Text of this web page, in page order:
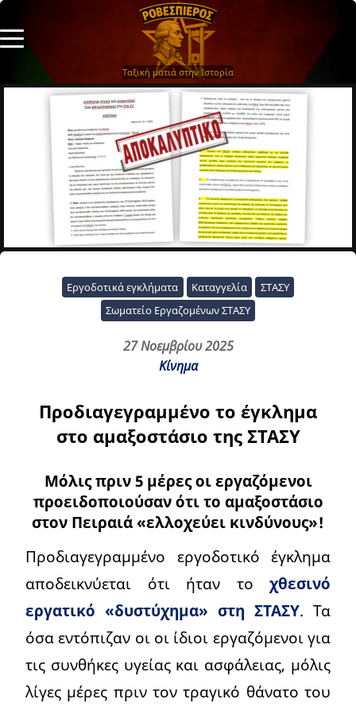
Ταξική ματιά στην Ιστορία
Εργοδοτικά εγκλήματα Καταγγελία
ΣΤΑΣΥ
Σωματείο Εργαζομένων ΣΤΑΣΥ
27 Νοεμβρίου 2025
Κίνημα
Προδιαγεγραμμένο το έγκλημα
στο αμαξοστάσιο της ΣΤΑΣΥ
Μόλις πριν 5 μέρες οι εργαζόμενοι
προειδοποιούσαν ότι το αμαξοστάσιο
στον Πειραιά «ελλοχεύει κινδύνους»!
Προδιαγεγραμμένο εργοδοτικό έγκλημα
αποδεικνύεται ότι ήταν το χθεσινό
εργατικό «δυστύχημα» στη ΣΤΑΣΥ. Τα
όσα εντόπιζαν οι οι ίδιοι εργαζόμενοι για
τις συνθήκες υγείας και ασφάλειας, μόλις
λίγες μέρες πριν τον τραγικό θάνατο του